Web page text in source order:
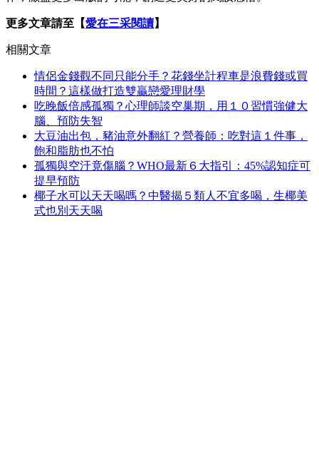
更多文章請至【愛在三采閱讀】
相關文章
情侶金錢觀不同只能分手？花錢坐計程車是浪費錢或買
時間？這樣做打造雙贏戀愛理財學
吃晚飯倍感孤獨？心理師談空巢期，用１０習慣強健大
腦、預防失智
大豆油出包，豬油意外翻紅？營養師：吃對這１件事，
飽和脂肪也不怕
孤獨與空汙竟傷腦？WHO最新６大指引：45%認知症可
提早預防
椰子水可以天天喝嗎？中醫揭５類人不宜多喝，生椰美
式也別天天喝